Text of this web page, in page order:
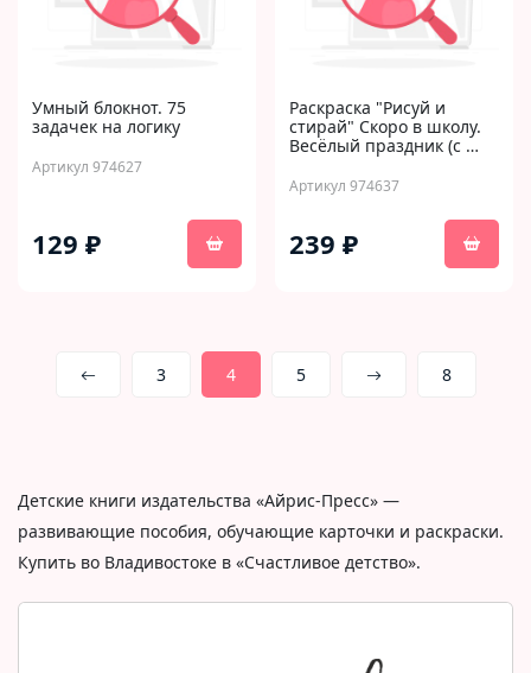
Умный блокнот. 75
задачек на логику
Артикул 974627
129 ₽
Раскраска "Рисуй и
стирай" Скоро в школу.
Весёлый праздник (с …
Артикул 974637
239 ₽
3 4 5 8
Детские книги издательства «Айрис-Пресс» —
развивающие пособия, обучающие карточки и раскраски.
Купить во Владивостоке в «Счастливое детство».